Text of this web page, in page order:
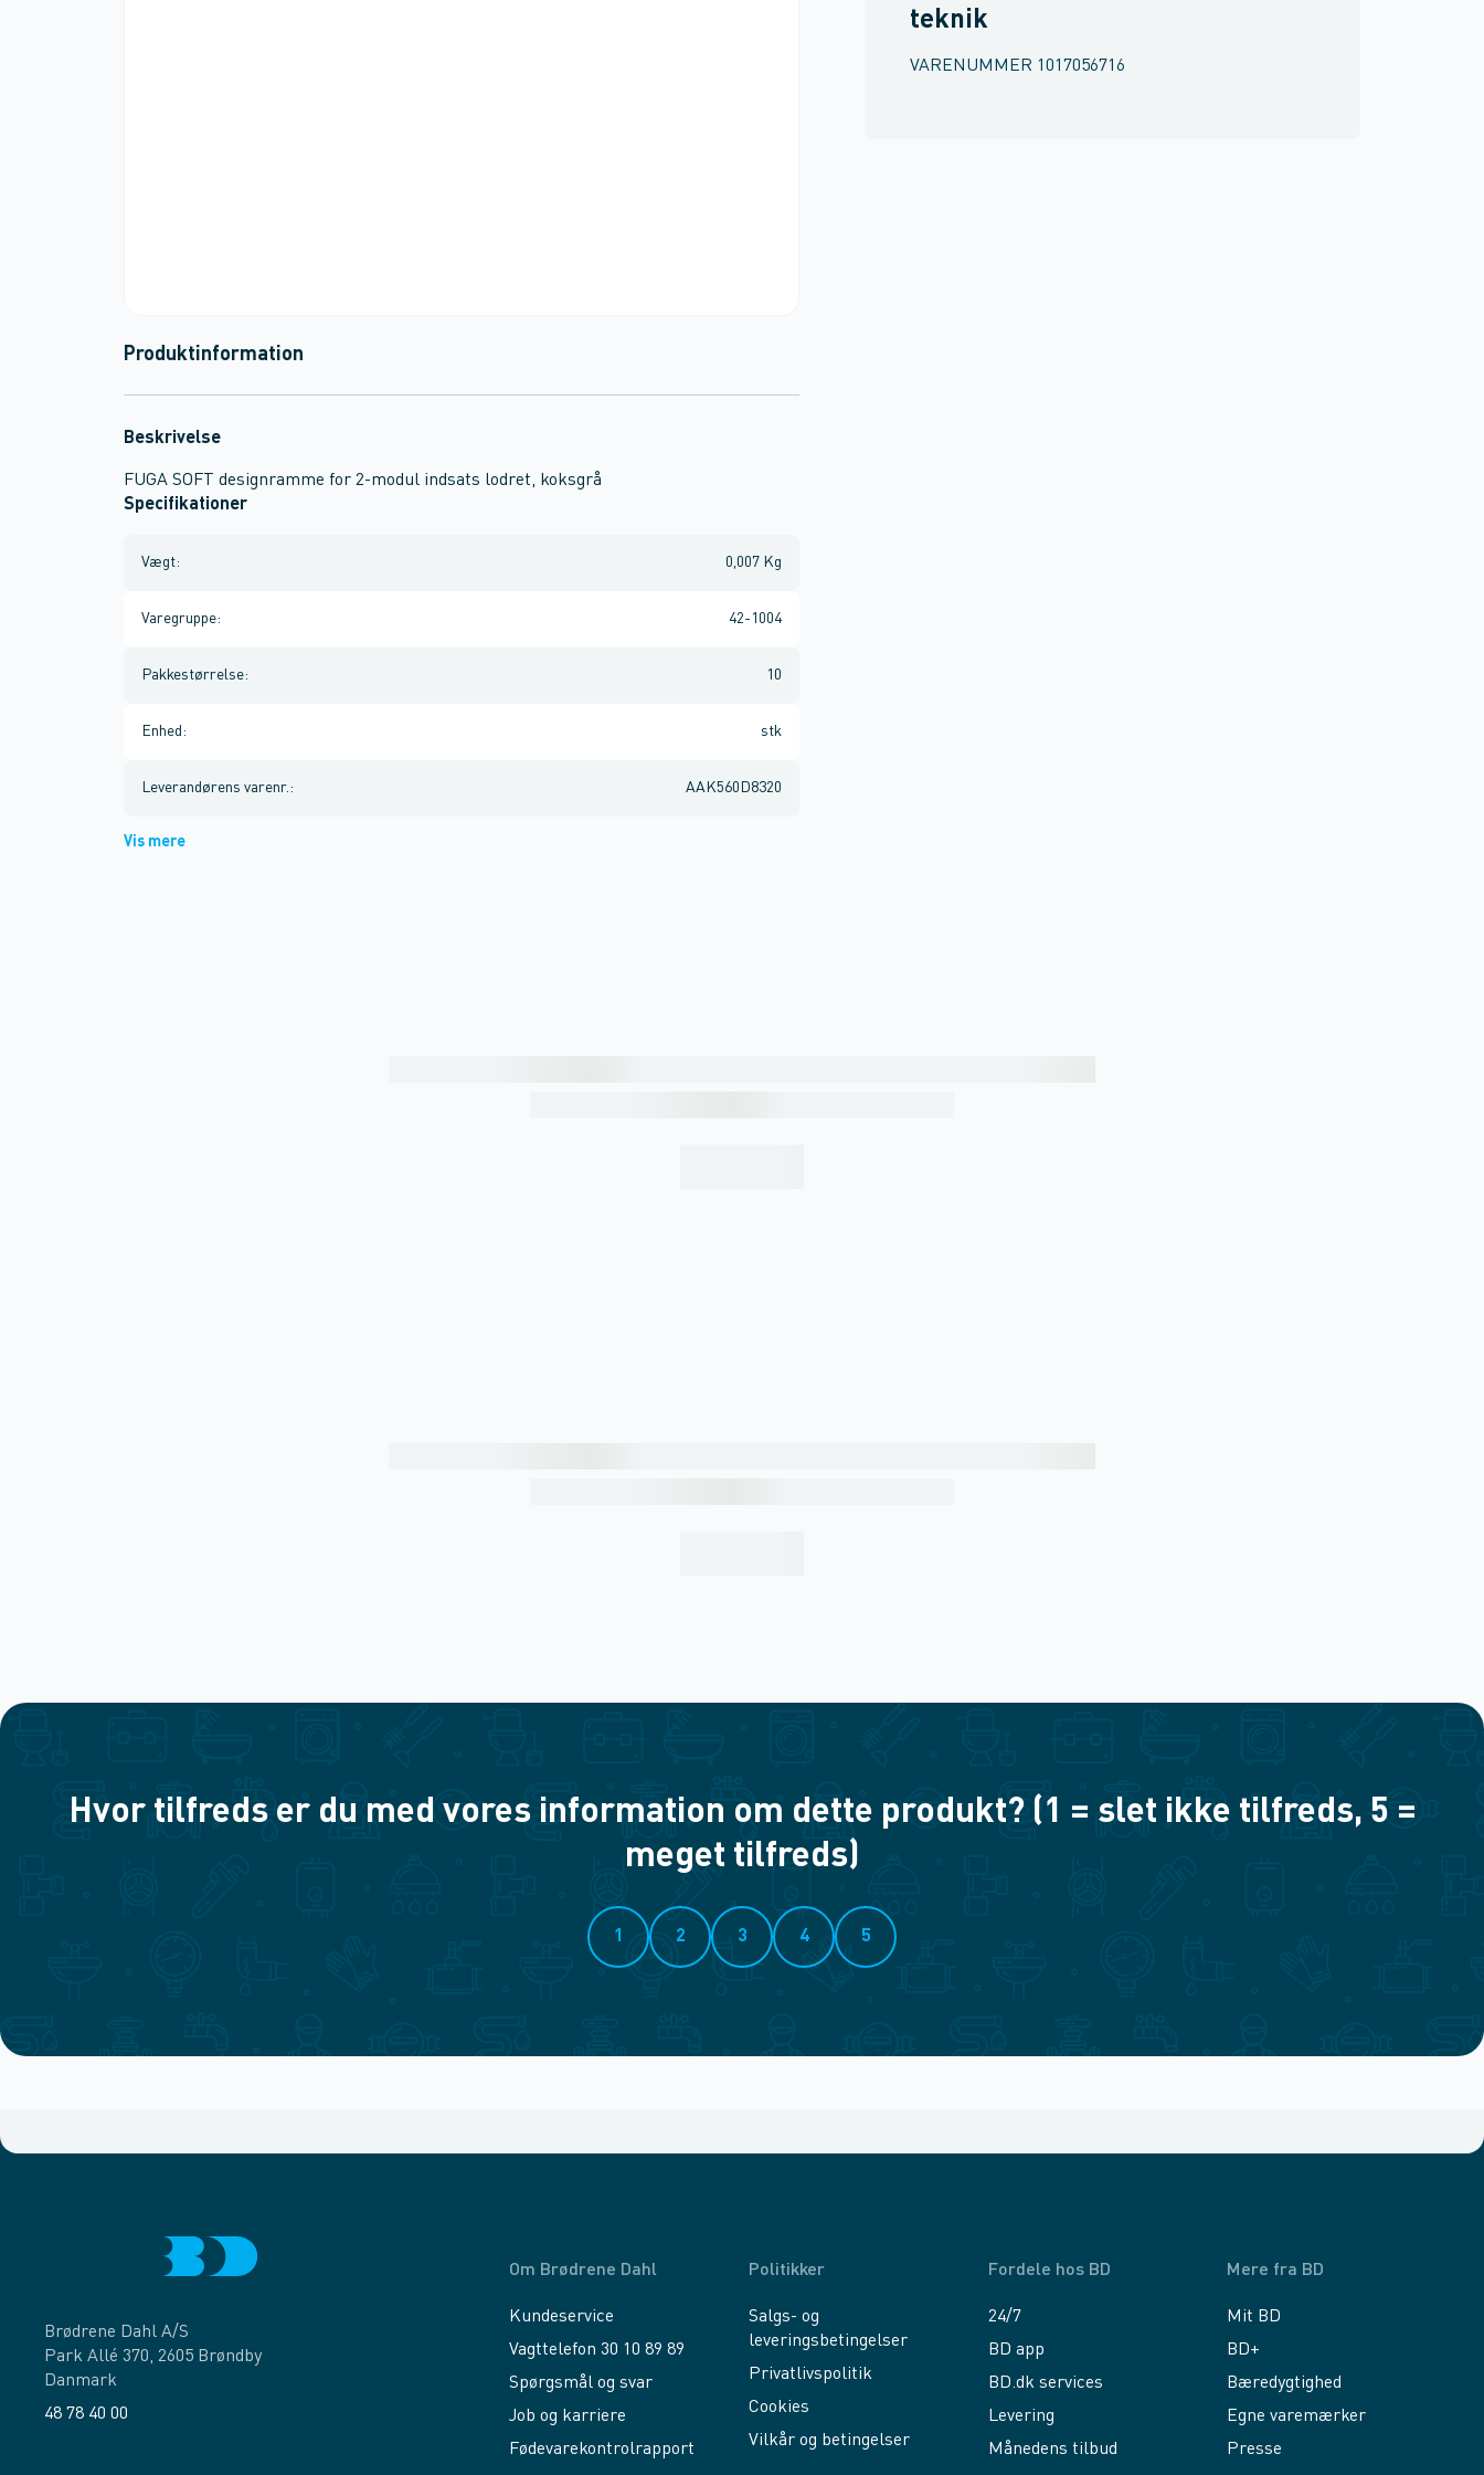
teknik
VARENUMMER 1017056716
Produktinformation
Beskrivelse
FUGA SOFT designramme for 2-modul indsats lodret, koksgrå
Specifikationer
Vægt: 0,007 Kg
Varegruppe: 42-1004
Pakkestørrelse: 10
Enhed : stk
Leverandørens varenr. : AAK560D8320
Vis mere
Hvor tilfreds er du med vores information om dette produkt? (1 = slet ikke tilfreds, 5 =
meget tilfreds)
1 2 3 4 5
Brødrene Dahl A/S
Park Allé 370, 2605 Brøndby
Danmark
48 78 40 00
Om Brødrene Dahl
Kundeservice
Vagttelefon 30 10 89 89
Spørgsmål og svar
Job og karriere
Fødevarekontrolrapport
Politikker
Salgs- og
leveringsbetingelser
Privatlivspolitik
Cookies
Vilkår og betingelser
Fordele hos BD
24/7
BD app
BD.dk services
Levering
Månedens tilbud
Mere fra BD
Mit BD
BD+
Bæredygtighed
Egne varemærker
Presse